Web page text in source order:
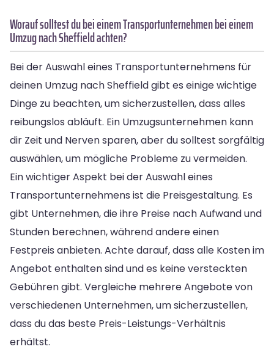
Worauf solltest du bei einem Transportunternehmen bei einem
Umzug nach Sheffield achten?
Bei der Auswahl eines Transportunternehmens für
deinen Umzug nach Sheffield gibt es einige wichtige
Dinge zu beachten, um sicherzustellen, dass alles
reibungslos abläuft. Ein Umzugsunternehmen kann
dir Zeit und Nerven sparen, aber du solltest sorgfältig
auswählen, um mögliche Probleme zu vermeiden.
Ein wichtiger Aspekt bei der Auswahl eines
Transportunternehmens ist die Preisgestaltung. Es
gibt Unternehmen, die ihre Preise nach Aufwand und
Stunden berechnen, während andere einen
Festpreis anbieten. Achte darauf, dass alle Kosten im
Angebot enthalten sind und es keine versteckten
Gebühren gibt. Vergleiche mehrere Angebote von
verschiedenen Unternehmen, um sicherzustellen,
dass du das beste Preis-Leistungs-Verhältnis
erhältst.